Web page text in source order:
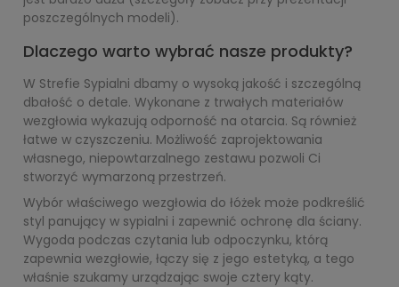
poszczególnych modeli).
Dlaczego warto wybrać nasze produkty?
W Strefie Sypialni dbamy o wysoką jakość i szczególną
dbałość o detale. Wykonane z trwałych materiałów
wezgłowia wykazują odporność na otarcia. Są również
łatwe w czyszczeniu. Możliwość zaprojektowania
własnego, niepowtarzalnego zestawu pozwoli Ci
stworzyć wymarzoną przestrzeń.
Wybór właściwego wezgłowia do łóżek może podkreślić
styl panujący w sypialni i zapewnić ochronę dla ściany.
Wygoda podczas czytania lub odpoczynku, którą
zapewnia wezgłowie, łączy się z jego estetyką, a tego
właśnie szukamy urządzając swoje cztery kąty.